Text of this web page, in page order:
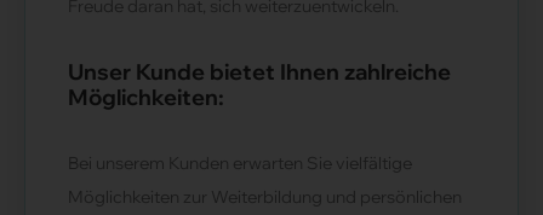
Freude daran hat, sich weiterzuentwickeln.
Unser Kunde bietet Ihnen zahlreiche
Möglichkeiten:
Bei unserem Kunden erwarten Sie vielfältige
Möglichkeiten zur Weiterbildung und persönlichen